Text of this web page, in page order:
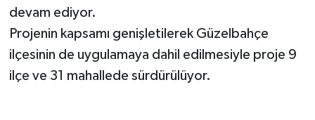
devam ediyor.
Projenin kapsamı genişletilerek Güzelbahçe
ilçesinin de uygulamaya dahil edilmesiyle proje 9
ilçe ve 31 mahallede sürdürülüyor.